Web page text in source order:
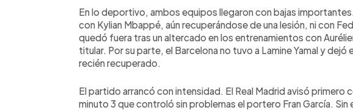
En lo deportivo, ambos equipos llegaron con bajas
con Kylian Mbappé, aún recuperándose de una lesión, ni con
quedó fuera tras un altercado en los entrenamientos con
titular. Por su parte, el Barcelona no tuvo a Lamine Yamal y dejó
recién recuperado.
El partido arrancó con intensidad. El Real Madrid avisó primero
minuto 3 que controló sin problemas el portero Fran García. Sin